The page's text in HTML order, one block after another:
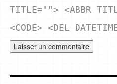
TITLE=""> <ABBR
<CODE> <DEL